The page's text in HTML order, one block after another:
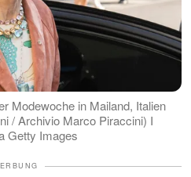
Modewoche in Mailand, Italien
/ Archivio Marco Piraccini) I
Getty Images